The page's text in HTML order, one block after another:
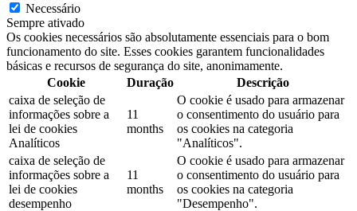
Necessário
Sempre ativado
Os cookies necessários são absolutamente essenciais para o bom
funcionamento do site. Esses cookies garantem funcionalidades
básicas e recursos de segurança do site, anonimamente.
Cookie
Duração
Descrição
caixa de seleção de
informações sobre a
lei de cookies
Analíticos
11
months
O cookie é usado para armazenar
o consentimento do usuário para
os cookies na categoria
"Analíticos".
caixa de seleção de
informações sobre a
lei de cookies
desempenho
11
months
O cookie é usado para armazenar
o consentimento do usuário para
os cookies na categoria
"Desempenho".